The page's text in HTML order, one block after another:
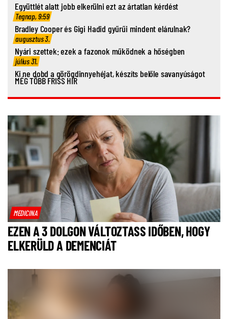
Együttlét alatt jobb elkerülni ezt az ártatlan kérdést
Tegnap, 9:59
Bradley Cooper és Gigi Hadid gyűrűi mindent elárulnak?
augusztus 3.
Nyári szettek: ezek a fazonok működnek a hőségben
július 31.
Ki ne dobd a görögdinnyehéjat, készíts belőle savanyúságot
MÉG TÖBB FRISS HÍR
MEDICINA
EZEN A 3 DOLGON VÁLTOZTASS IDŐBEN, HOGY
ELKERÜLD A DEMENCIÁT